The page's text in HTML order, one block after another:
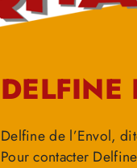
DELFINE
Delfine de l’Envol,
Pour contacter